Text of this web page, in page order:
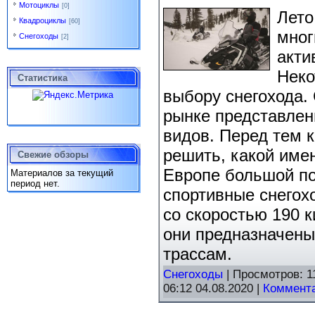
Мотоциклы [0]
Квадроциклы [60]
Снегоходы [2]
Статистика
Свежие обзоры
Материалов за текущий
период нет.
выбору
рынке
видов. Перед тем
решить, какой
Европе большой
спортивные
со скоростью 190
они
трассам.
Снегоходы | Просмотров:
06:12 04.08.2020 |